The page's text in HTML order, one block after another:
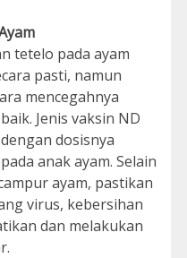
tetelo pada ayam
pasti, namun
mencegahnya
Jenis vaksin ND
dosisnya
anak ayam. Selain
ayam, pastikan
virus, kebersihan
dan melakukan